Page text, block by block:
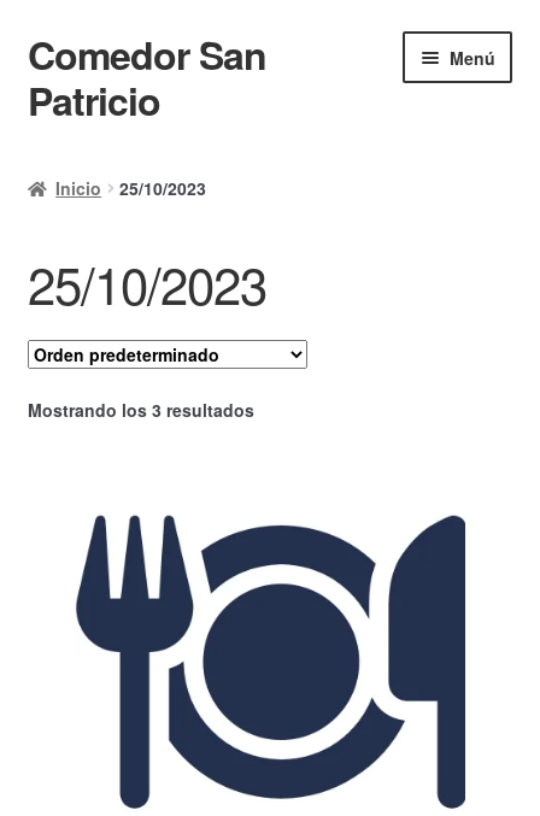
Ir
a
la
Ir
al
contenido
Comedor San
Patricio
Menú
Calendario
Mi cuenta
Ayuda Rapida
Finalizar compra
Inicio 25/10/2023
25/10/2023
Mostrando los 3 resultados